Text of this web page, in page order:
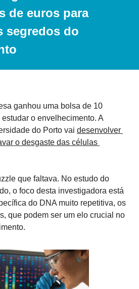
de euros para
segredos do
ganhou uma bolsa de 10
o envelhecimento. A
do Porto vai desenvolver
o desgaste das células
que faltava. No estudo do
o foco desta investigadora está
do DNA muito repetitiva, os
que podem ser um elo crucial no